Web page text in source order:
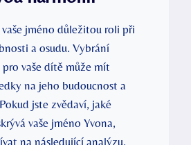
jméno důležitou roli při
a osudu. Vybrání
vaše dítě může mít
na jeho budoucnost a
jste zvědaví, jaké
vaše jméno Yvona,
na následující analýzu.